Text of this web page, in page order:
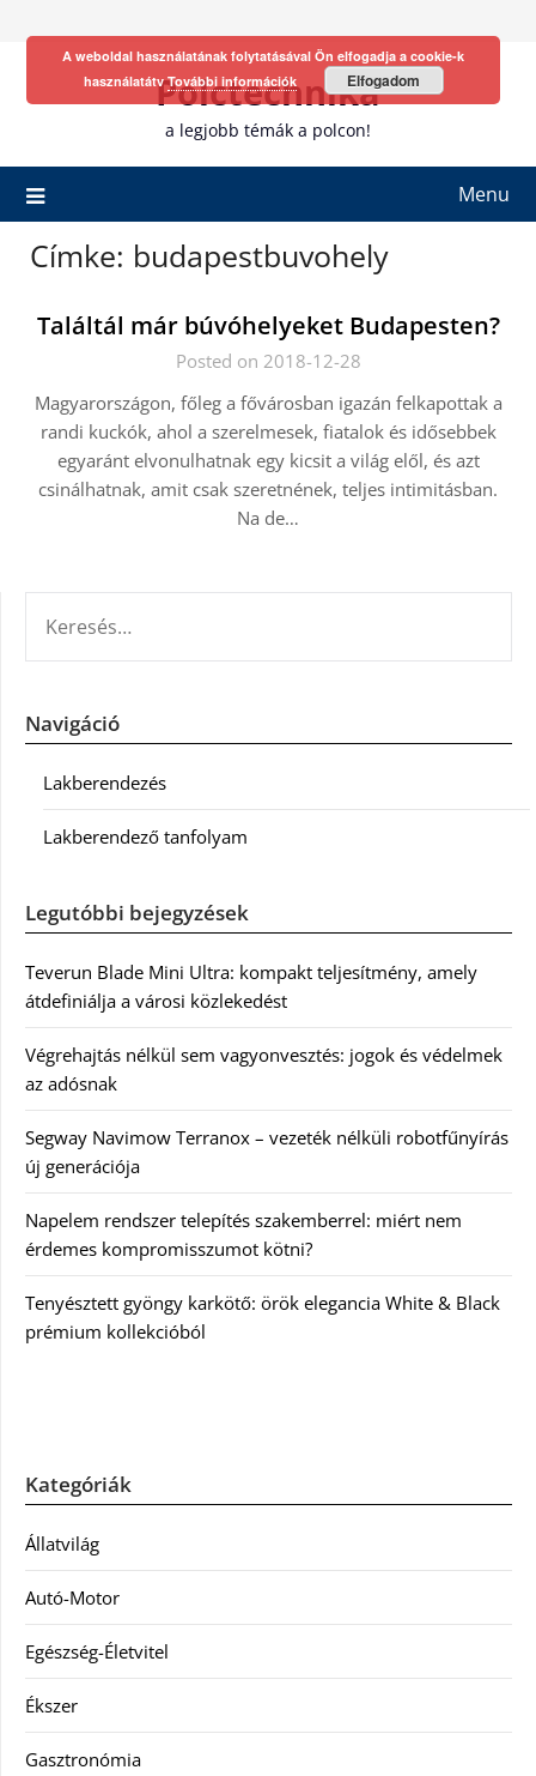
Polctechnika
a legjobb témák a polcon!
Menu
Címke: budapestbuvohely
Találtál már búvóhelyeket Budapesten?
Posted on 2018-12-28
Magyarországon, főleg a fővárosban igazán felkapottak a
randi kuckók, ahol a szerelmesek, fiatalok és idősebbek
egyaránt elvonulhatnak egy kicsit a világ elől, és azt
csinálhatnak, amit csak szeretnének, teljes intimitásban.
Na de…
Navigáció
Lakberendezés
Lakberendező tanfolyam
Legutóbbi bejegyzések
Teverun Blade Mini Ultra: kompakt teljesítmény, amely
átdefiniálja a városi közlekedést
Végrehajtás nélkül sem vagyonvesztés: jogok és védelmek
az adósnak
Segway Navimow Terranox – vezeték nélküli robotfűnyírás
új generációja
Napelem rendszer telepítés szakemberrel: miért nem
érdemes kompromisszumot kötni?
Tenyésztett gyöngy karkötő: örök elegancia White & Black
prémium kollekcióból
Kategóriák
Állatvilág
Autó-Motor
Egészség-Életvitel
Ékszer
Gasztronómia
A weboldal használatának folytatásával Ön elfogadja a cookie-k
használatátvTovábbi információk Elfogadom